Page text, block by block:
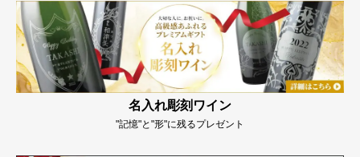
名入れ彫刻ワイン
"記憶"と"形"に残るプレゼント